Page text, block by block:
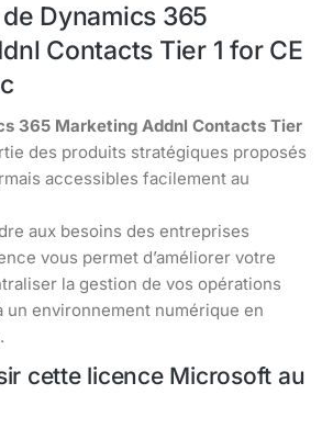
Dynamics 365
Contacts Tier 1 for CE
365 Marketing Addnl Contacts Tier
des produits stratégiques proposés
accessibles facilement au
aux besoins des entreprises
vous permet d’améliorer votre
la gestion de vos opérations
un environnement numérique en
cette licence Microsoft au